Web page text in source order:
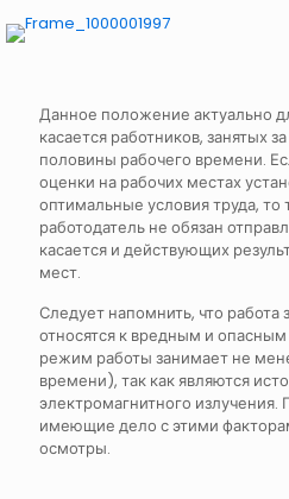
Данное положение актуально
касается работников, занятых
половины рабочего времени.
оценки на рабочих местах
оптимальные условия труда, то
работодатель не обязан
касается и действующих
мест.
Следует напомнить, что
относятся к вредным и
режим работы занимает не
времени), так как являются
электромагнитного излучения.
имеющие дело с этими
осмотры.